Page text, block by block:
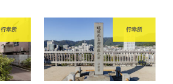
行幸所 行幸所